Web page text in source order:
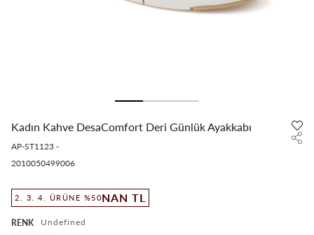
Kadın Kahve DesaComfort Deri Günlük Ayakkabı
AP-ST1123 -
2010050499006
2. 3. 4. ÜRÜNE %50NAN TL
RENK undefined